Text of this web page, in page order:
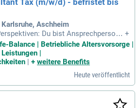
Tax (m/w/d) - befristet bis
Aschheim
Du bist Ansprechperson f
betreuten Tochterunternehmen ru
Umsatzsteuer und Pausch
Fragest
+
Balance | Betriebliche Altersvorsorge |
|
| + weitere Benefits
Heute veröffentlicht